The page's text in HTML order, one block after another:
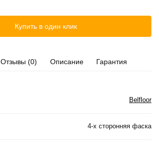
Купить в один клик
Отзывы (0) Описание Гарантия
Belfloor
4-х сторонняя фаска